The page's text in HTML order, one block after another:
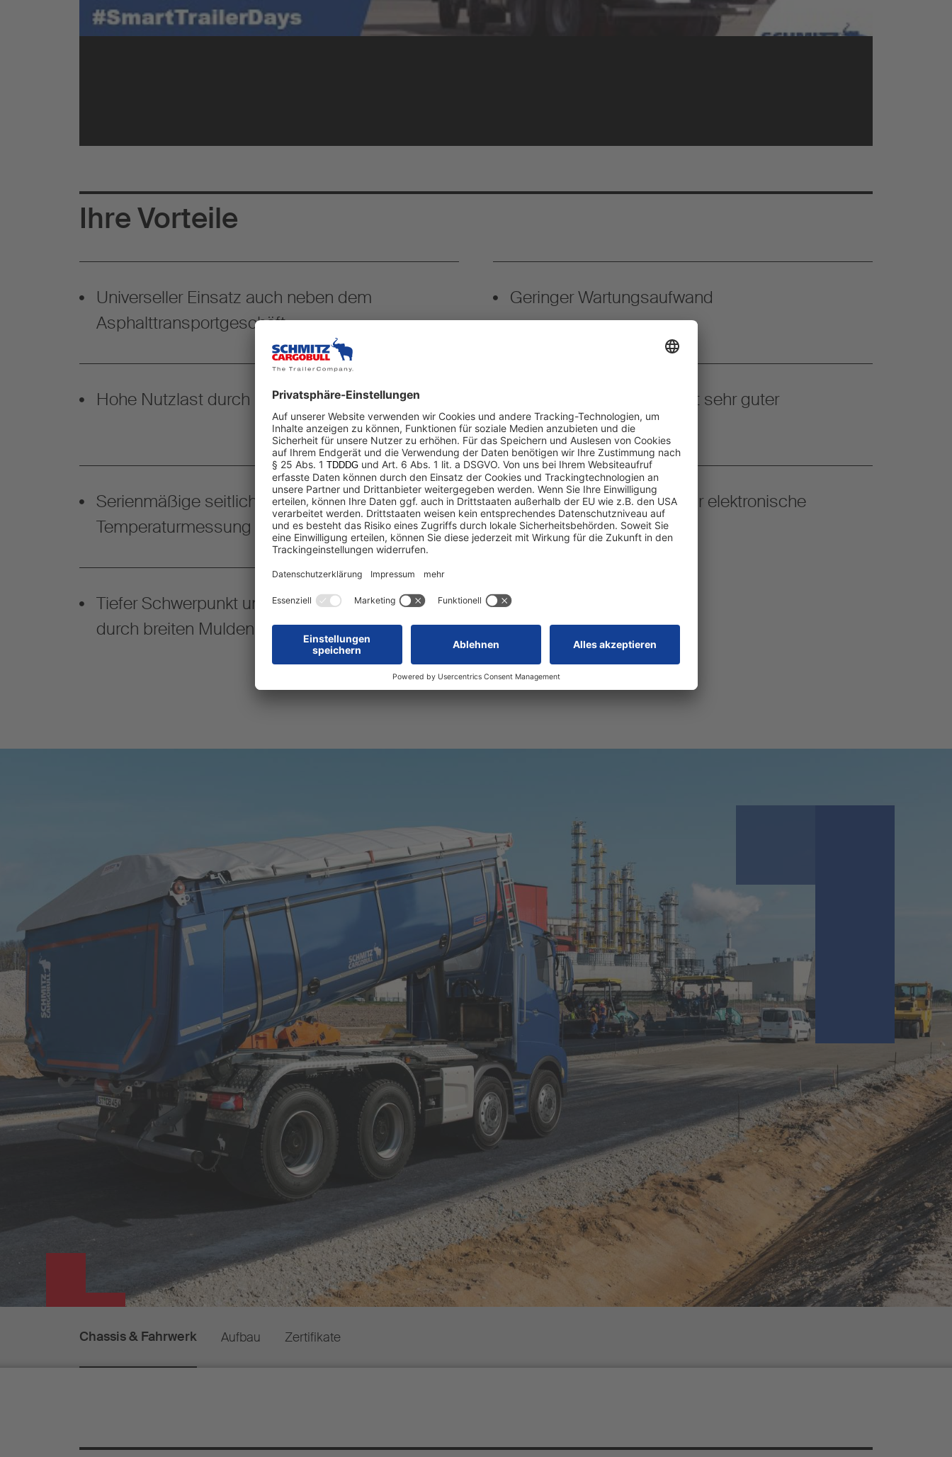
Ihre Vorteile
Universeller Einsatz auch neben dem
Asphalttransportgeschäft
Geringer Wartungsaufwand
Hohe Nutzlast durch leichte Thermo-Isolierung
Segmentierter Aufbau mit sehr guter
Isolierwirkung
Serienmäßige seitliche Öffnung zur Vier-Punkt-
Temperaturmessung vom Boden aus
Optionale Vorbereitung für elektronische
Messtechnik
Tiefer Schwerpunkt und hohe Kippstabilität
durch breiten Muldenboden
Chassis & Fahrwerk Aufbau Zertifikate